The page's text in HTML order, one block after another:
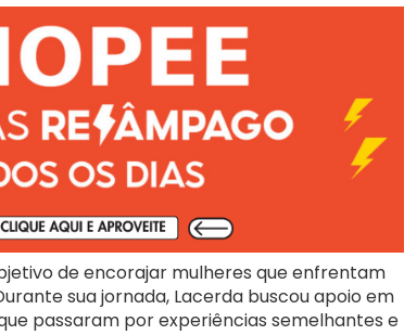
de encorajar mulheres que enfrentam
sua jornada, Lacerda buscou apoio em
passaram por experiências semelhantes e